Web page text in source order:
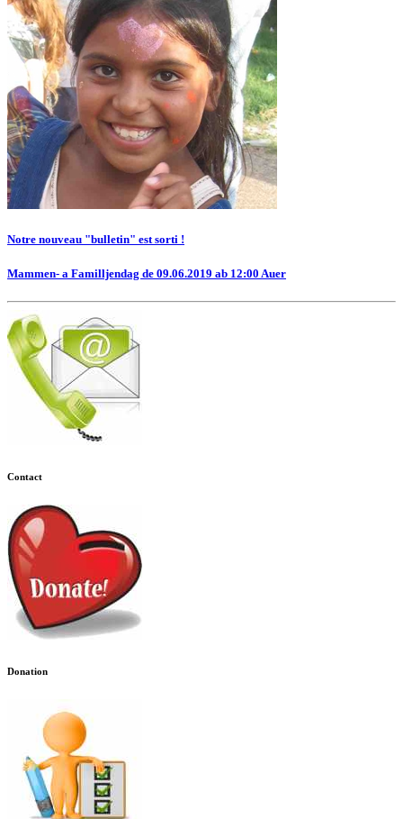
Notre nouveau "bulletin" est sorti !
Mammen- a Familljendag de 09.06.2019 ab 12:00 Auer
Contact
Donation